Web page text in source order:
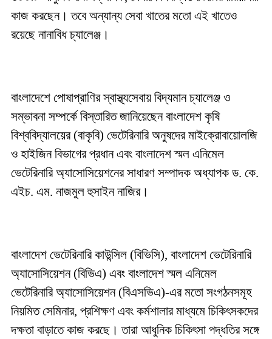
কাজ করছেন। তবে অন্যান্য সেবা খাতের মতো এই খাতেও
রয়েছে নানাবিধ চ্যালেঞ্জ।
বাংলাদেশে পোষাপ্রাণির স্বাস্থ্যসেবায় বিদ্যমান চ্যালেঞ্জ ও
সম্ভাবনা সম্পর্কে বিস্তারিত জানিয়েছেন বাংলাদেশ কৃষি
বিশ্ববিদ্যালয়ের (বাকৃবি) ভেটেরিনারি অনুষদের মাইক্রোবায়োলজি
ও হাইজিন বিভাগের প্রধান এবং বাংলাদেশ স্মল এনিমেল
ভেটেরিনারি অ্যাসোসিয়েশনের সাধারণ সম্পাদক অধ্যাপক ড. কে.
এইচ. এম. নাজমুল হুসাইন নাজির।
বাংলাদেশ ভেটেরিনারি কাউন্সিল (বিভিসি), বাংলাদেশ ভেটেরিনারি
অ্যাসোসিয়েশন (বিভিএ) এবং বাংলাদেশ স্মল এনিমেল
ভেটেরিনারি অ্যাসোসিয়েশন (বিএসভিএ)-এর মতো সংগঠনসমূহ
নিয়মিত সেমিনার, প্রশিক্ষণ এবং কর্মশালার মাধ্যমে চিকিৎসকদের
দক্ষতা বাড়াতে কাজ করছে। তারা আধুনিক চিকিৎসা পদ্ধতির সঙ্গে